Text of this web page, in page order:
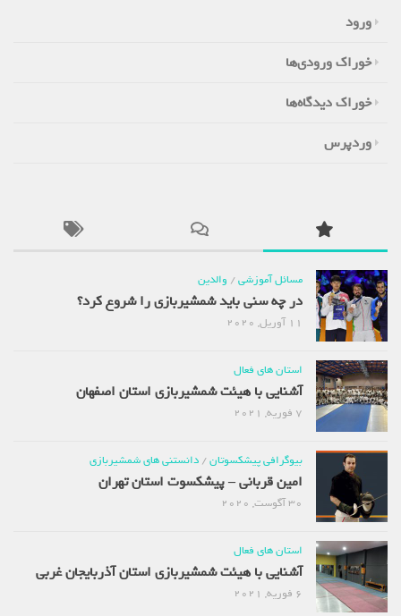
ورود
خوراک ورودی‌ها
خوراک دیدگاه‌ها
وردپرس
مسائل آموزشی/والدین
در چه سنی باید شمشیربازی را شروع کرد؟
استان های فعال
آشنایی با هیئت شمشیربازی استان اصفهان
بیوگرافی پیشکسوتان/دانستنی های شمشیربازی
امین قربانی – پیشکسوت استان تهران
استان های فعال
آشنایی با هیئت شمشیربازی استان آذربایجان غربی